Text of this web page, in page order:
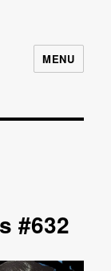
MENU
#632